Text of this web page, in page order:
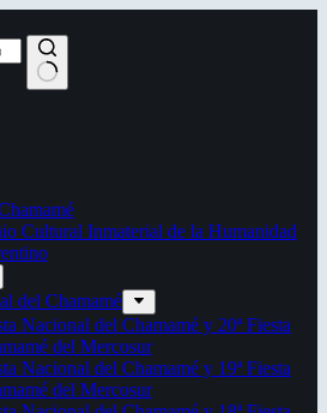
Cultural Inmaterial de la Humanidad
del Chamamé
Nacional del Chamamé y 20ª Fiesta
del Mercosur
Nacional del Chamamé y 19ª Fiesta
del Mercosur